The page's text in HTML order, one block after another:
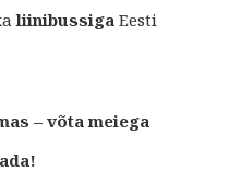
liinibussiga Eesti
– võta meiega